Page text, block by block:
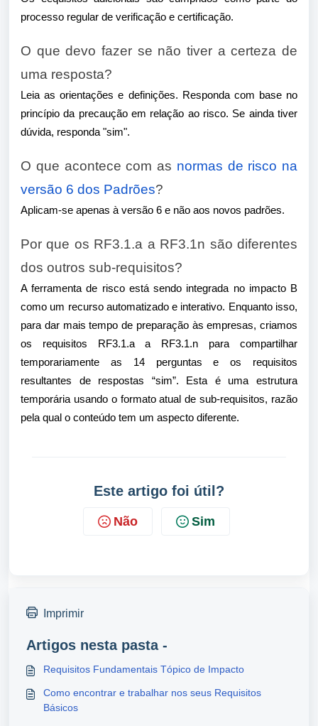
processo regular de verificação e certificação.
O que devo fazer se não tiver a certeza de
uma resposta?
Leia as orientações e definições. Responda com base no
princípio da precaução em relação ao risco. Se ainda tiver
dúvida, responda "sim".
O que acontece com as normas de risco na
versão 6 dos Padrões?
Aplicam-se apenas à versão 6 e não aos novos padrões.
Por que os RF3.1.a a RF3.1n são diferentes
dos outros sub-requisitos?
A ferramenta de risco está sendo integrada no impacto B
como um recurso automatizado e interativo. Enquanto isso,
para dar mais tempo de preparação às empresas, criamos
os requisitos RF3.1.a a RF3.1.n para compartilhar
temporariamente as 14 perguntas e os requisitos
resultantes de respostas “sim”. Esta é uma estrutura
temporária usando o formato atual de sub-requisitos, razão
pela qual o conteúdo tem um aspecto diferente.
Este artigo foi útil?
Não Sim
Imprimir
Artigos nesta pasta -
Requisitos Fundamentais Tópico de Impacto
Como encontrar e trabalhar nos seus Requisitos
Básicos